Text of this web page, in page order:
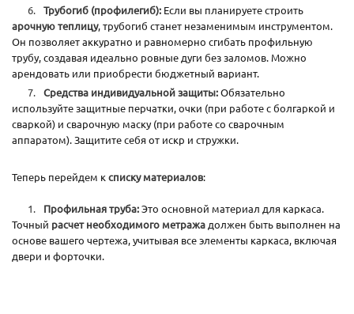
Трубогиб (профилегиб): Если вы планируете строить
арочную теплицу, трубогиб станет незаменимым инструментом.
Он позволяет аккуратно и равномерно сгибать профильную
трубу, создавая идеально ровные дуги без заломов. Можно
арендовать или приобрести бюджетный вариант.
Средства индивидуальной защиты:Обязательно
используйте защитные перчатки, очки (при работе с болгаркой и
сваркой) и сварочную маску (при работе со сварочным
аппаратом). Защитите себя от искр и стружки.
Теперь перейдем ксписку материалов:
Профильная труба:Это основной материал для каркаса.
Точный расчет необходимого метража должен быть выполнен на
основе вашего чертежа, учитывая все элементы каркаса, включая
двери и форточки.